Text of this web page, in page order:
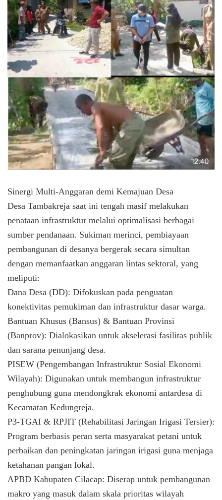
​Sinergi Multi-Anggaran demi Kemajuan Desa
​Desa Tambakreja saat ini tengah masif melakukan
penataan infrastruktur melalui optimalisasi berbagai
sumber pendanaan. Sukiman merinci, pembiayaan
pembangunan di desanya bergerak secara simultan
dengan memanfaatkan anggaran lintas sektoral, yang
meliputi:
​Dana Desa (DD): Difokuskan pada penguatan
konektivitas pemukiman dan infrastruktur dasar warga.
​Bantuan Khusus (Bansus) & Bantuan Provinsi
(Banprov): Dialokasikan untuk akselerasi fasilitas publik
dan sarana penunjang desa.
​PISEW (Pengembangan Infrastruktur Sosial Ekonomi
Wilayah): Digunakan untuk membangun infrastruktur
penghubung guna mendongkrak ekonomi antardesa di
Kecamatan Kedungreja.
​P3-TGAI & RPJIT (Rehabilitasi Jaringan Irigasi Tersier):
Program berbasis peran serta masyarakat petani untuk
perbaikan dan peningkatan jaringan irigasi guna menjaga
ketahanan pangan lokal.
​APBD Kabupaten Cilacap: Diserap untuk pembangunan
makro yang masuk dalam skala prioritas wilayah